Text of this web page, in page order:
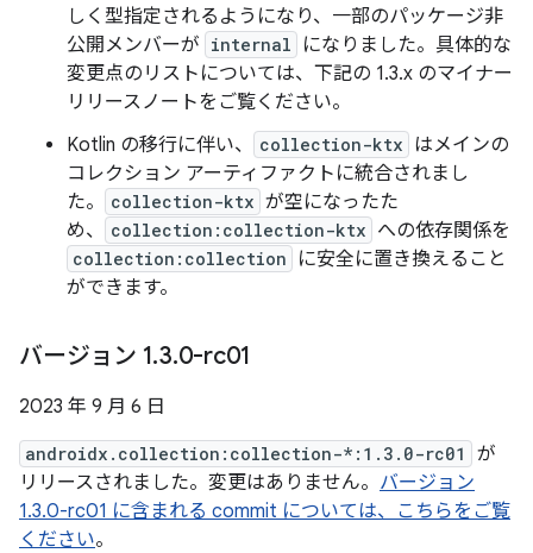
しく型指定されるようになり、一部のパッケージ非
公開メンバーが internal
になりました。具体的な
変更点のリストについては、下記の 1.3.x のマイナー
リリースノートをご覧ください。
Kotlin の移行に伴い、
collection-ktx はメインの
コレクション アーティファクトに統合されまし
た。
collection-ktx が空になったた
め、
collection:collection-ktx への依存関係を
collection:collection
に安全に置き換えること
ができます。
バージョン 1.3.0-rc01
2023 年 9 月 6 日
androidx.collection:collection-*:1.3.0-rc01
が
リリースされました。変更はありません。 バージョン
1.3.0-rc01 に含まれる commit については、こちらをご覧
ください。